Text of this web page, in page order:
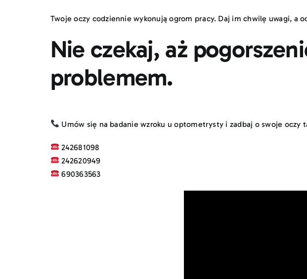
Twoje oczy codziennie wykonują ogrom pracy. Daj im chwilę uwagi, a
Nie czekaj, aż
problemem.
Umów się na badanie wzroku u optometrysty i zadbaj o swoje oczy
242681098
242620949
690363563